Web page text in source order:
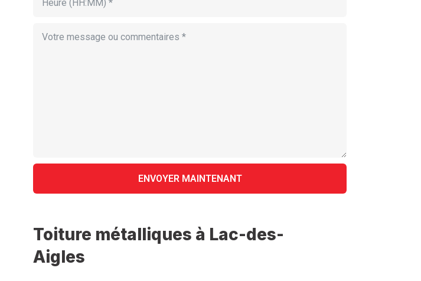
Toiture métalliques à Lac-des-
Aigles